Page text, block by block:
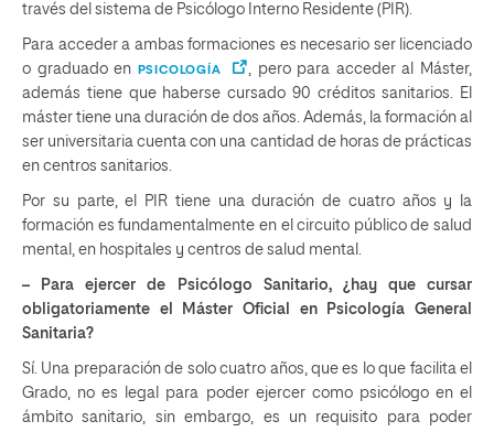
través del sistema de Psicólogo Interno Residente (PIR).
Para acceder a ambas formaciones es necesario ser licenciado
o graduado en
PSICOLOGÍA
, pero para acceder al Máster,
además tiene que haberse cursado 90 créditos sanitarios. El
máster tiene una duración de dos años. Además, la formación al
ser universitaria cuenta con una cantidad de horas de prácticas
en centros sanitarios.
Por su parte, el PIR tiene una duración de cuatro años y la
formación es fundamentalmente en el circuito público de salud
mental, en hospitales y centros de salud mental.
– Para ejercer de Psicólogo Sanitario, ¿hay que cursar
obligatoriamente el Máster Oficial en Psicología General
Sanitaria?
Sí. Una preparación de solo cuatro años, que es lo que facilita el
Grado, no es legal para poder ejercer como psicólogo en el
ámbito sanitario, sin embargo, es un requisito para poder